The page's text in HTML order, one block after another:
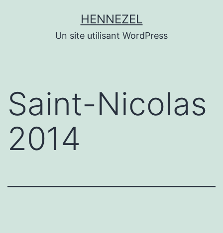
HENNEZEL
Un site utilisant WordPress
Saint-Nicolas
2014